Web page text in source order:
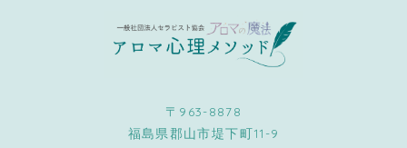
〒963-8878
福島県郡山市堤下町11-9